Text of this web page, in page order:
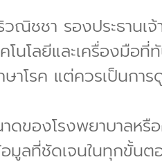
ชา รองประธานเจ้
โลยีและเครื่องมือที่
าโรค แต่ควรเป็นกา
ดของโรงพยาบาล
มูลที่ชัดเจนในทุกขั้นต